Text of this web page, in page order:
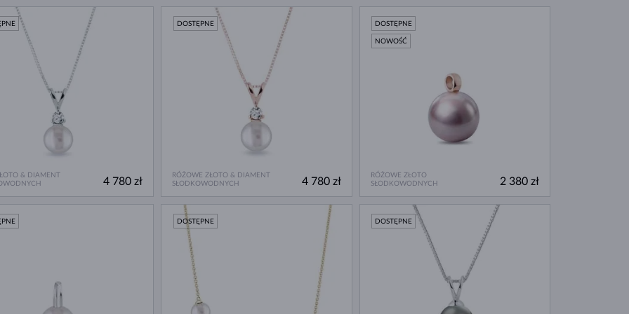
& DIAMENT
4 780 zł
RÓŻOWE ZŁOTO & DIAMENT
SŁODKOWODNYCH
DOSTĘPNE
4 780 zł
RÓŻOWE ZŁOTO
SŁODKOWODNYCH
DOSTĘPNE
NOWOŚĆ
2 380 zł
DOSTĘPNE DOSTĘPNE